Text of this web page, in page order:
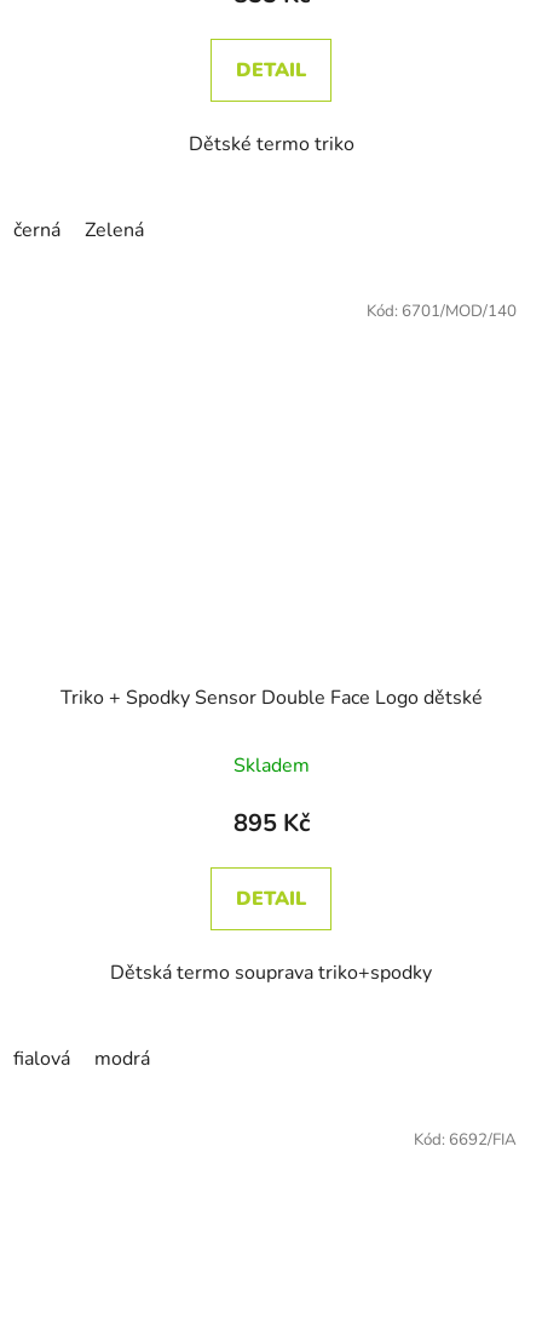
DETAIL
Dětské termo triko
černá Zelená
Triko + Spodky Sensor Double Face Logo dětské
Skladem
895 Kč
DETAIL
Dětská termo souprava triko+spodky
fialová modrá
Kód: 6701/MOD/140
Kód: 6692/FIA